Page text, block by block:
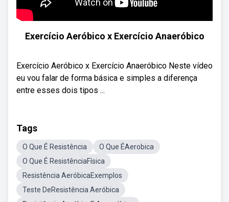
Exercício Aeróbico x Exercício Anaeróbico
Exercício Aeróbico x Exercício Anaeróbico Neste vídeo
eu vou falar de forma básica e simples a diferença
entre esses dois tipos ...
Tags
O Que É Resistência
O Que ÉAerobica
O Que É ResistênciaFísica
Resistência AeróbicaExemplos
Teste DeResistência Aeróbica